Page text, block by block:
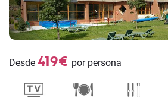
Desde 419€ por persona